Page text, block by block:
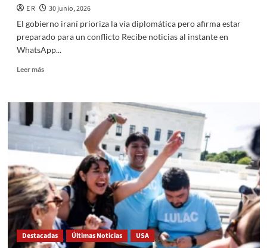
E R
30 junio, 2026
El gobierno iraní prioriza la vía diplomática pero afirma estar
preparado para un conflicto Recibe noticias al instante en
WhatsApp...
Leer másRead
El
gobierno
iraní
diplomática
pero
afirma
estar
preparado
para
un
Destacadas Últimas Noticias USA